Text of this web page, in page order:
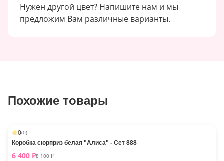
Нужен другой цвет? Напишите нам и мы
предложим Вам различные варианты.
Похожие товары
-21%
0(0)
Коробка сюрприз белая "Алиса" - Сет 888
6 400 ₽8 100₽